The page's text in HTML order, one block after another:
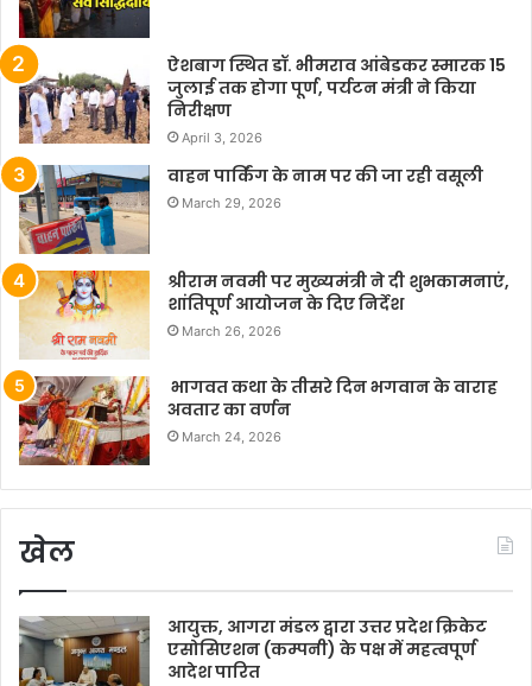
ऐशबाग स्थित डॉ. भीमराव आंबेडकर स्मारक 15
जुलाई तक होगा पूर्ण, पर्यटन मंत्री ने किया
निरीक्षण
April 3, 2026
वाहन पार्किंग के नाम पर की जा रही वसूली
March 29, 2026
श्रीराम नवमी पर मुख्यमंत्री ने दी शुभकामनाएं,
शांतिपूर्ण आयोजन के दिए निर्देश
March 26, 2026
भागवत कथा के तीसरे दिन भगवान के वाराह
अवतार का वर्णन
March 24, 2026
खेल
आयुक्त, आगरा मंडल द्वारा उत्तर प्रदेश क्रिकेट
एसोसिएशन (कम्पनी) के पक्ष में महत्वपूर्ण
आदेश पारित